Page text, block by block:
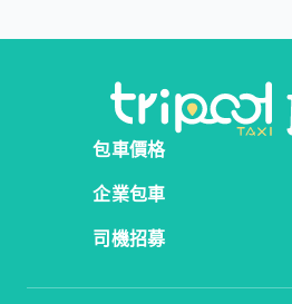
包車價格
企業包車
司機招募